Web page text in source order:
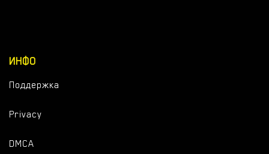
ИНФО
Поддержка
Privacy
DMCA